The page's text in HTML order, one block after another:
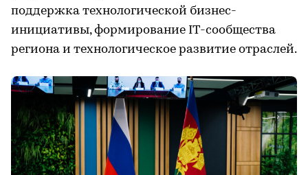
поддержка технологической бизнес-
инициативы, формирование IT-сообщества
региона и технологическое развитие отраслей.